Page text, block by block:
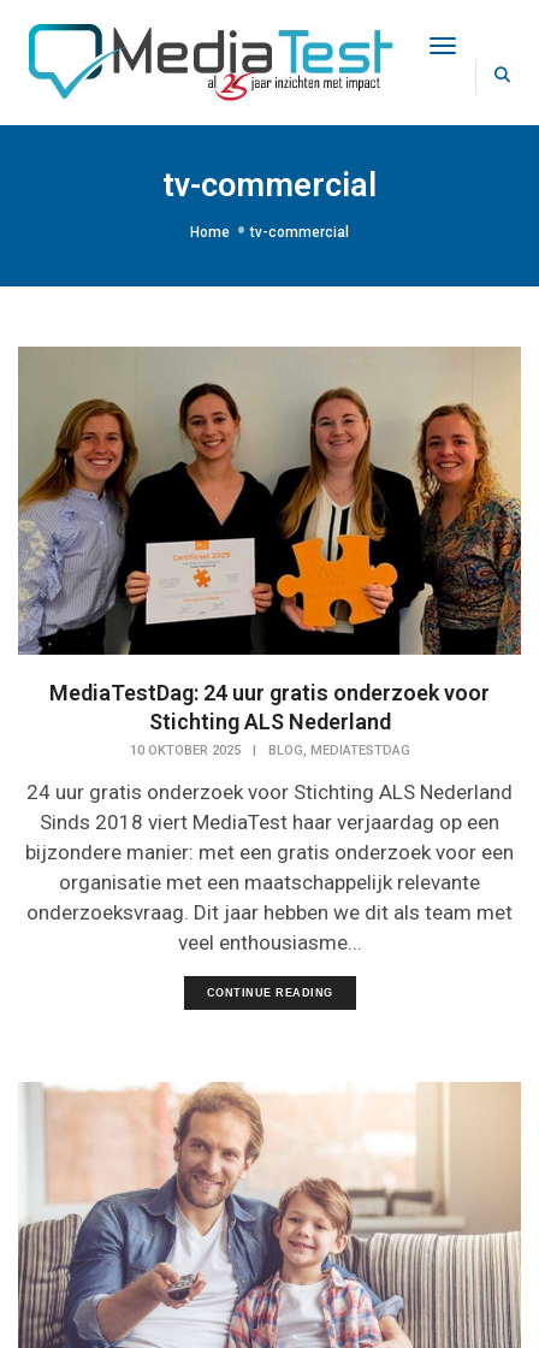
Toggle
tv-commercial
Home tv-commercial
MediaTestDag: 24 uur gratis onderzoek voor
Stichting ALS Nederland
10 OKTOBER 2025 BLOG, MEDIATESTDAG
24 uur gratis onderzoek voor Stichting ALS Nederland
Sinds 2018 viert MediaTest haar verjaardag op een
bijzondere manier: met een gratis onderzoek voor een
organisatie met een maatschappelijk relevante
onderzoeksvraag. Dit jaar hebben we dit als team met
veel enthousiasme...
CONTINUE READING